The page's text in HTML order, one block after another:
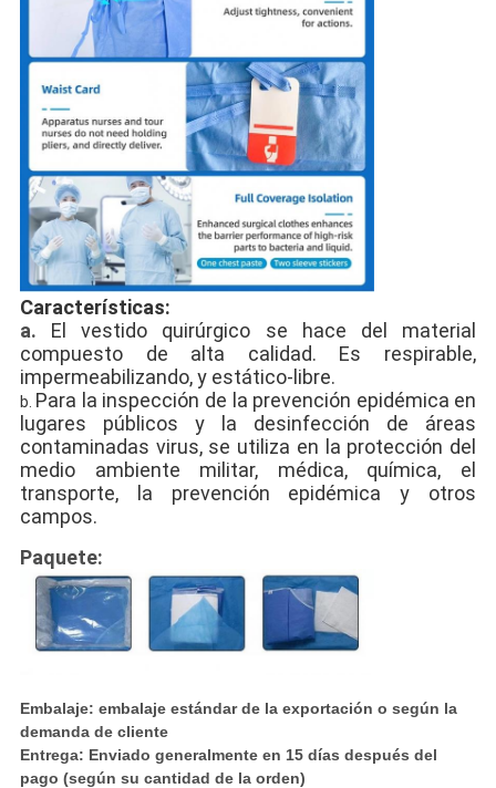
Características:
a. El vestido quirúrgico se hace del material
compuesto de alta calidad. Es respirable,
impermeabilizando, y estático-libre.
b. Para la inspección de la prevención epidémica en
lugares públicos y la desinfección de áreas
contaminadas virus, se utiliza en la protección del
medio ambiente militar, médica, química, el
transporte, la prevención epidémica y otros
campos.
Paquete:
Embalaje: embalaje estándar de la exportación o según la
demanda de cliente
Entrega: Enviado generalmente en 15 días después del
pago (según su cantidad de la orden)